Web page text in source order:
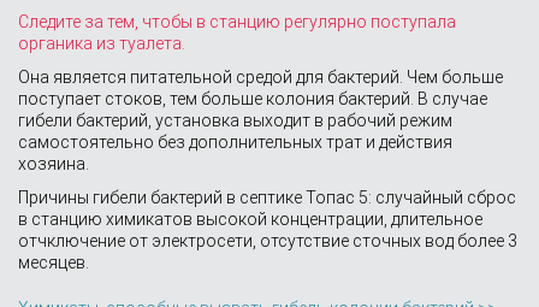
Следите за тем, чтобы в станцию регулярно поступала
органика из туалета.
Она является питательной средой для бактерий. Чем больше
поступает стоков, тем больше колония бактерий. В случае
гибели бактерий, установка выходит в рабочий режим
самостоятельно без дополнительных трат и действия
хозяина.
Причины гибели бактерий в септике Топас 5: случайный сброс
в станцию химикатов высокой концентрации, длительное
отчключение от электросети, отсутствие сточных вод более 3
месяцев.